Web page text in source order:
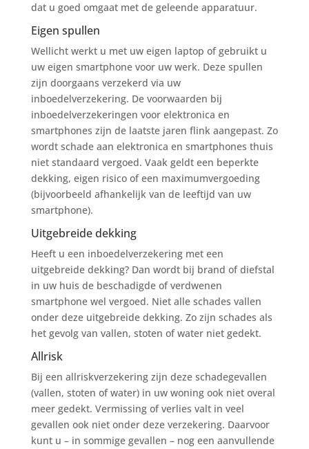
dat u goed omgaat met de geleende apparatuur.
Eigen spullen
Wellicht werkt u met uw eigen laptop of gebruikt u
uw eigen smartphone voor uw werk. Deze spullen
zijn doorgaans verzekerd via uw
inboedelverzekering. De voorwaarden bij
inboedelverzekeringen voor elektronica en
smartphones zijn de laatste jaren flink aangepast. Zo
wordt schade aan elektronica en smartphones thuis
niet standaard vergoed. Vaak geldt een beperkte
dekking, eigen risico of een maximumvergoeding
(bijvoorbeeld afhankelijk van de leeftijd van uw
smartphone).
Uitgebreide dekking
Heeft u een inboedelverzekering met een
uitgebreide dekking? Dan wordt bij brand of diefstal
in uw huis de beschadigde of verdwenen
smartphone wel vergoed. Niet alle schades vallen
onder deze uitgebreide dekking. Zo zijn schades als
het gevolg van vallen, stoten of water niet gedekt.
Allrisk
Bij een allriskverzekering zijn deze schadegevallen
(vallen, stoten of water) in uw woning ook niet overal
meer gedekt. Vermissing of verlies valt in veel
gevallen ook niet onder deze verzekering. Daarvoor
kunt u – in sommige gevallen – nog een aanvullende